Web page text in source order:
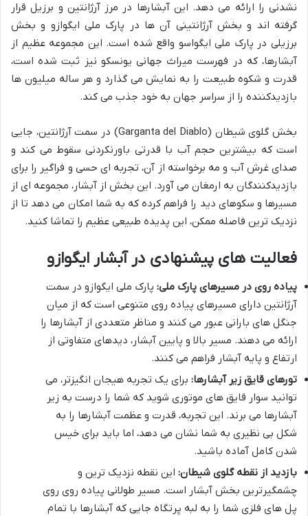
نشدنی را ارائه می دهد. این آبشارها در مرز آرژانتین و برزیل قرار
گرفته اند و بخش آرژانتینی آن ها در پارک ملی ایگوازو و بخش
برزیلی در پارک ملی ایگواسو واقع شده است. این مجموعه عظیم از
آبشارها، که در فهرست میراث جهانی یونسکو نیز ثبت شده است،
قدرت و شکوه طبیعت را به نمایش می گذارد و هر ساله میلیون ها
بازدیدکننده را از سراسر جهان به خود جذب می کند.
بخش گلوی شیطان (Garganta del Diablo) در سمت آرژانتین، جایی
است که بیشترین حجم آب با قدرتی باورنکردنی سقوط می کند و
صدای غرش آب و مه برخواسته از آن، تجربه ای حسی و فراگیر را برای
بازدیدکنندگان به ارمغان می آورد. این بخش از آبشار، مجموعه ای از
مسیرها و سکوهای دید را فراهم کرده که به شما امکان می دهد تا از
نزدیک ترین فاصله ممکن، این پدیده طبیعی عظیم را تماشا کنید.
فعالیت های پیشنهادی در آبشار ایگوازو
پیاده روی در مسیرهای پارک ملی: پارک ملی ایگوازو در سمت
آرژانتین دارای مسیرهای پیاده روی متنوعی است که از میان
جنگل های بارانی عبور می کنند و مناظر متعددی از آبشارها را
ارائه می دهند. مسیر بالا و پایین آبشار، دیدهای متفاوتی از
ارتفاع و پایه آبشار فراهم می کنند.
تورهای قایق زیر آبشارها: برای یک تجربه هیجان انگیزتر، می
توانید سوار قایق های موتوری شوید که شما را درست به زیر
آبشارها می برند. این تجربه، قدرت و عظمت آبشارها را به
شکل بی نظیری به شما نشان می دهد، اما باید برای خیس
شدن کامل آماده باشید.
بازدید از نقطه گلوی شیطان: این نقطه نزدیک ترین و
چشمگیرترین بخش آبشار است. مسیر طولانی پیاده روی روی
پل های فلزی شما را به لبه پرتگاه جایی که آبشارها با تمام